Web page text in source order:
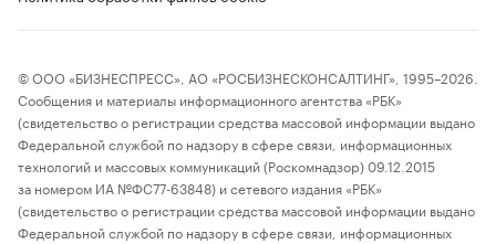
© ООО «БИЗНЕСПРЕСС», АО «РОСБИЗНЕСКОНСАЛТИНГ», 1995–2026.
Сообщения и материалы информационного агентства «РБК»
(свидетельство о регистрации средства массовой информации выдано
Федеральной службой по надзору в сфере связи, информационных
технологий и массовых коммуникаций (Роскомнадзор) 09.12.2015
за номером ИА №ФС77-63848) и сетевого издания «РБК»
(свидетельство о регистрации средства массовой информации выдано
Федеральной службой по надзору в сфере связи, информационных